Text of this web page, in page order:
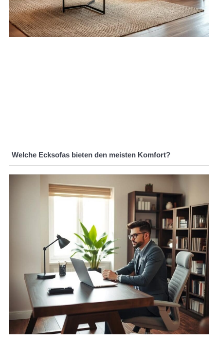
Welche Ecksofas bieten den meisten Komfort?